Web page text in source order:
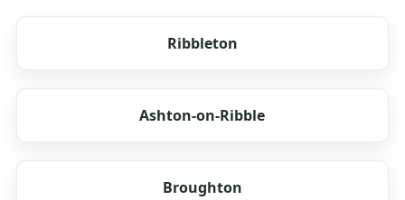
Ribbleton
Ashton-on-Ribble
Broughton